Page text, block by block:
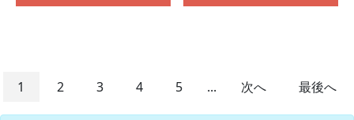
1 2 3 4 5 ... 次へ 最後へ